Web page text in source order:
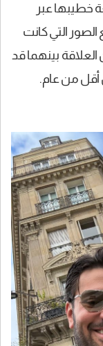
خطيبها عبر
التي كانت
العلاقة بينهما قد
أقل من عام.